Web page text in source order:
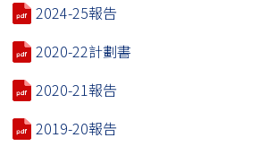
2024-25報告
2020-22計劃書
2020-21報告
2019-20報告